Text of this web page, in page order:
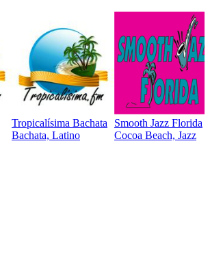
Tropicalísima Bachata
Bachata, Latino
Smooth Jazz Florida
Cocoa Beach, Jazz